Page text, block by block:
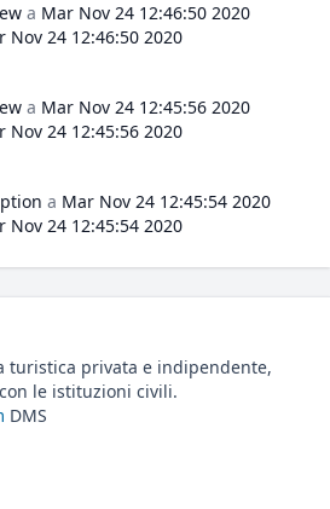
a Mar Nov 24 12:46:50 2020
Nov 24 12:46:50 2020
a Mar Nov 24 12:45:56 2020
Nov 24 12:45:56 2020
a Mar Nov 24 12:45:54 2020
Nov 24 12:45:54 2020
turistica privata e indipendente,
le istituzioni civili.
DMS